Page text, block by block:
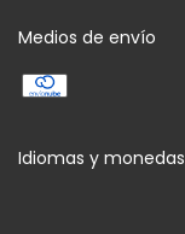
Medios de envío
Idiomas y monedas